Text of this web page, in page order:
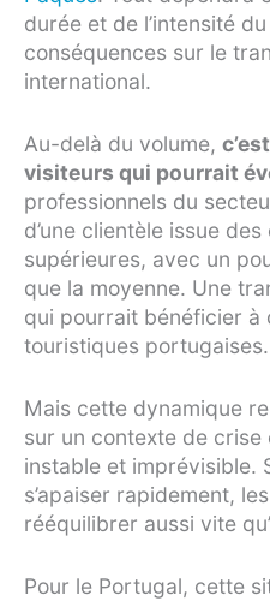
durée et de l’intensité
conséquences sur le
international.
Au-delà du volume,
visiteurs qui pourrait
professionnels du
d’une clientèle issue
supérieures, avec un
que la moyenne. Une
qui pourrait bénéficier à
touristiques portugaises.
Mais cette dynamique
sur un contexte de
instable et imprévisible.
s’apaiser rapidement,
rééquilibrer aussi vite
Pour le Portugal, cette